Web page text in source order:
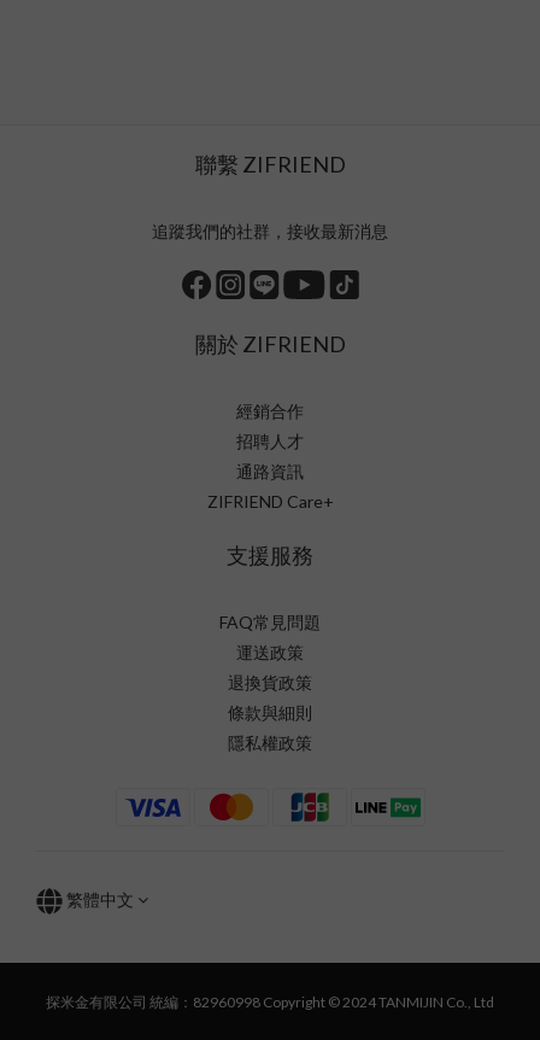
聯繫 ZIFRIEND
追蹤我們的社群，接收最新消息
關於 ZIFRIEND
經銷合作
招聘人才
通路資訊
ZIFRIEND Care+
支援服務
FAQ常見問題
運送政策
退換貨政策
條款與細則
隱私權政策
繁體中文
探米金有限公司 統編：82960998 Copyright © 2024 TANMIJIN Co., Ltd